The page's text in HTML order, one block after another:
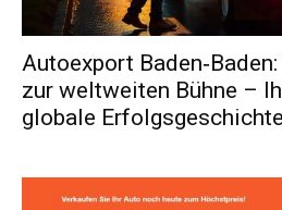
Autoexport
zur weltweiten Bühne –
globale Erfolgsgeschichte